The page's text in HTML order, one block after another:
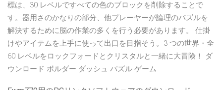
標は、30 レベルですべての色のブロックを削除することで
す。器用さのかなりの部分、他プレーヤーが論理のパズルを
解決するために脳の作業の多くを行う必要があります。 仕掛
けやアイテムを上手に使って出口を目指そう。3 つの世界・全
60 レベルをロックフォードとクリスタルと一緒に大冒険！ ダ
ウンロード ボルダー ダッシュ パズル ゲーム